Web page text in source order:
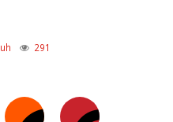
291